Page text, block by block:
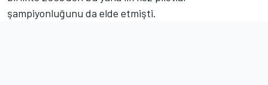
şampiyonluğunu da elde etmişti.